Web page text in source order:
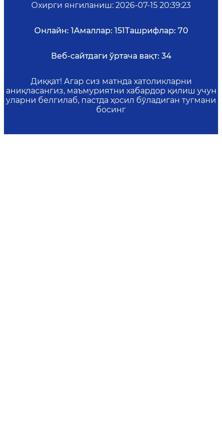
Охирги янгиланиш: 2026-07-15 20:39:23
Онлайн: 1Амаллар: 151Ташрифлар: 70
Веб-сайтдаги ўртача вақт: 34
Диққат! Агар сиз матнда хатоликларни
аниқласангиз, маъмуриятни хабардор қилиш учун
уларни белгилаб, пастда ҳосил бўладиган тугмани
босинг